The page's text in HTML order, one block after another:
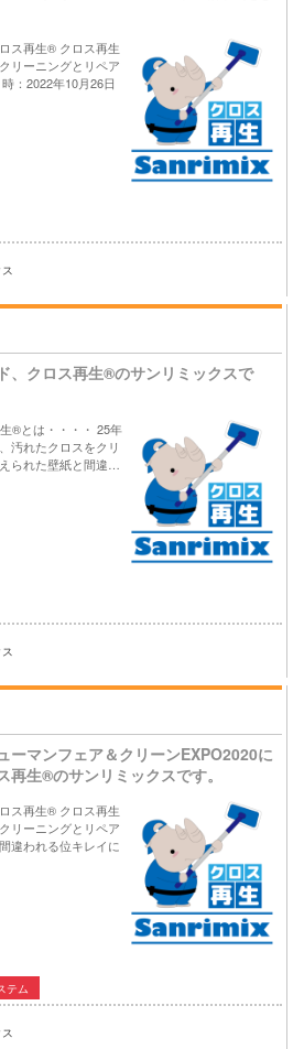
ス再生® クロス再生
リーニングとリペア
：2022年10月26日
、クロス再生®のサンリミックスで
®とは・・・・ 25年
汚れたクロスをクリ
られた壁紙と間違…
ーマンフェア＆クリーンEXPO2020に
再生®のサンリミックスです。
ス再生® クロス再生
リーニングとリペア
違われる位キレイに
テム